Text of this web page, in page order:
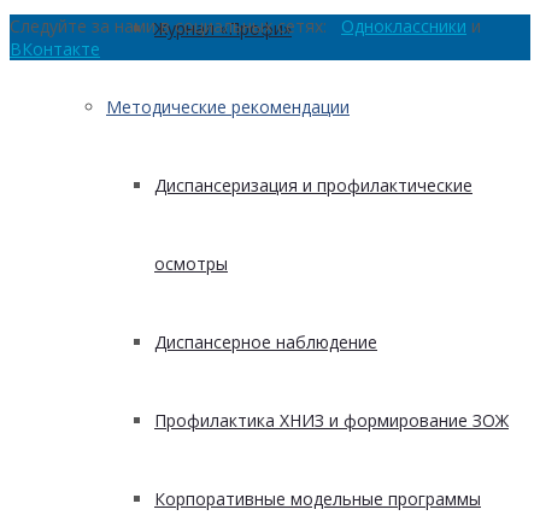
Журнал «Профи»
Методические рекомендации
Диспансеризация и профилактические
осмотры
Диспансерное наблюдение
Профилактика ХНИЗ и формирование ЗОЖ
Корпоративные модельные программы
Следуйте за нами в социальных сетях: Одноклассники и
ВКонтакте